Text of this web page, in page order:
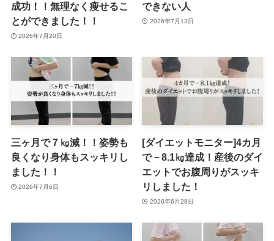
成功！！無理なく瘦せるこ
とができました！！
2026年7月20日
できない人
2026年7月13日
三ヶ月で７㎏減！！姿勢も
良くなり身体もスッキリし
ました！！
2026年7月6日
[ダイエットモニター]4カ月
で－8.1㎏達成！産後のダイ
エットでお腹周りがスッキ
リしました！
2026年6月28日